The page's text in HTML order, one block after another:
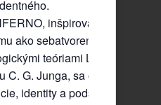
inšpirované okrem
ako sebatvorenia Ivana M.
teóriami Lee Smolina a
C. G. Junga, sa obracia k
identity a podstaty